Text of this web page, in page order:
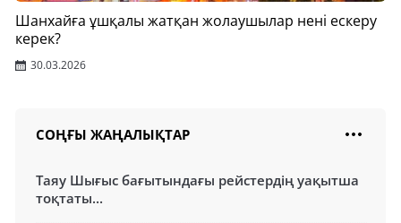
Шанхайға ұшқалы жатқан жолаушылар нені ескеру
керек?
30.03.2026
СОҢҒЫ ЖАҢАЛЫҚТАР
Таяу Шығыс бағытындағы рейстердің уақытша
тоқтаты...